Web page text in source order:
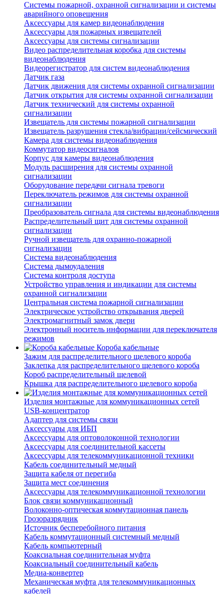
Системы пожарной, охранной сигнализации и системы
аварийного оповещения
Аксессуары для камер видеонаблюдения
Аксессуары для пожарных извещателей
Аксессуары для системы сигнализации
Видео распределительная коробка для системы
видеонаблюдения
Видеорегистратор для систем видеонаблюдения
Датчик газа
Датчик движения для системы охранной сигнализации
Датчик открытия для системы охранной сигнализации
Датчик технический для системы охранной
сигнализации
Извещатель для системы пожарной сигнализации
Извещатель разрушения стекла/вибрации/сейсмический
Камера для системы видеонаблюдения
Коммутатор видеосигналов
Корпус для камеры видеонаблюдения
Модуль расширения для системы охранной
сигнализации
Оборудование передачи сигнала тревоги
Переключатель режимов для системы охранной
сигнализации
Преобразователь сигнала для системы видеонаблюдения
Распределительный щит для системы охранной
сигнализации
Ручной извещатель для охранно-пожарной
сигнализации
Система видеонаблюдения
Система дымоудаления
Система контроля доступа
Устройство управления и индикации для системы
охранной сигнализации
Центральная система пожарной сигнализации
Электрическое устройство открывания дверей
Электромагнитный замок двери
Электронный носитель информации для переключателя
режимов
Короба кабельные
Зажим для распределительного щелевого короба
Заклепка для распределительного щелевого короба
Короб распределительный щелевой
Крышка для распределительного щелевого короба
Изделия монтажные для коммуникационных сетей
USB-концентратор
Адаптер для системы связи
Аксессуары для ИБП
Аксессуары для оптоволоконной технологии
Аксессуары для соединительной кассеты
Аксессуары для телекоммуникационной техники
Кабель соединительный медный
Защита кабеля от перегиба
Защита мест соединения
Аксессуары для телекоммуникационной технологии
Блок связи коммуникационный
Волоконно-оптическая коммутационная панель
Грозоразрядник
Источник бесперебойного питания
Кабель коммутационный системный медный
Кабель компьютерный
Коаксиальная соединительная муфта
Коаксиальный соединительный кабель
Медиа-конвертер
Механическая муфта для телекоммуникационных
кабелей